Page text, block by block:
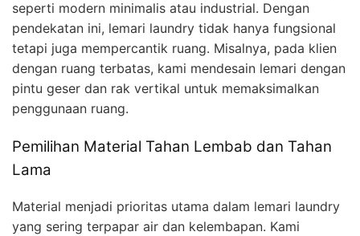
seperti modern minimalis atau industrial. Dengan
pendekatan ini, lemari laundry tidak hanya fungsional
tetapi juga mempercantik ruang. Misalnya, pada klien
dengan ruang terbatas, kami mendesain lemari dengan
pintu geser dan rak vertikal untuk memaksimalkan
penggunaan ruang.
Pemilihan Material Tahan Lembab dan Tahan
Lama
Material menjadi prioritas utama dalam lemari laundry
yang sering terpapar air dan kelembapan. Kami